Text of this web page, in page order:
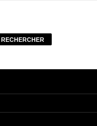
RECHERCHER